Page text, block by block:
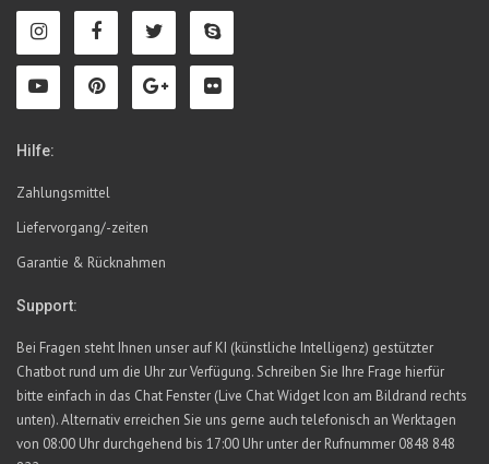
Hilfe:
Zahlungsmittel
Liefervorgang/-zeiten
Garantie & Rücknahmen
Support:
Bei Fragen steht Ihnen unser auf KI (künstliche Intelligenz) gestützter
Chatbot rund um die Uhr zur Verfügung. Schreiben Sie Ihre Frage hierfür
bitte einfach in das Chat Fenster (Live Chat Widget Icon am Bildrand rechts
unten). Alternativ erreichen Sie uns gerne auch telefonisch an Werktagen
von 08:00 Uhr durchgehend bis 17:00 Uhr unter der Rufnummer 0848 848